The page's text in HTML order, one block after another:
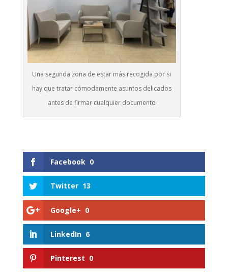
Una segunda zona de estar más recogida por si
hay que tratar cómodamente asuntos delicados
antes de firmar cualquier documento
Facebook 0
Twitter 13
Google+ 0
LinkedIn 6
Pinterest 0